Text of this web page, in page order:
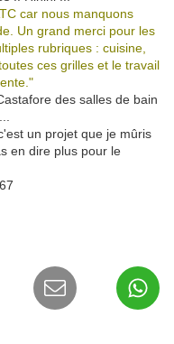
car nous manquons
Un grand merci pour les
rubriques : cuisine,
ces grilles et le travail
des salles de bain
un projet que je mûris
en dire plus pour le